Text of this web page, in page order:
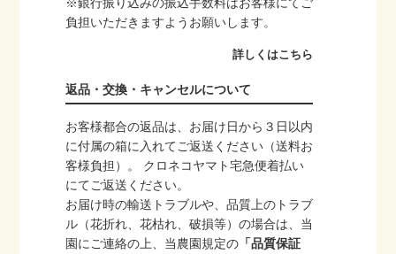
負担いただきますようお願いします。
詳しくはこちら
返品・交換・キャンセルについて
お客様都合の返品は、お届け日から３日以内
に付属の箱に入れてご返送ください（送料お
客様負担）。 クロネコヤマト宅急便着払い
にてご返送ください。
お届け時の輸送トラブルや、品質上のトラブ
ル（花折れ、花枯れ、破損等）の場合は、当
園にご連絡の上、当農園規定の 「品質保証